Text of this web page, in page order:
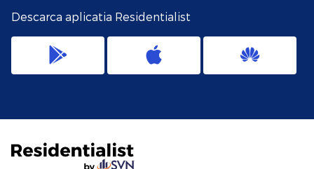
Descarca aplicatia Residentialist